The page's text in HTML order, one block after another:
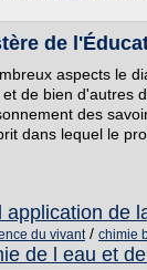
de
aspects le
de bien d'autres
des
dans lequel le
application de
du vivant/ chimie
de l eau et